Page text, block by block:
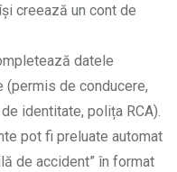
creează un cont de
datele
de conducere,
identitate, polița RCA).
pot fi preluate automat
de accident” în format